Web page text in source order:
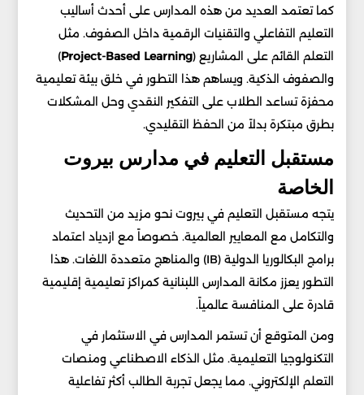
كما تعتمد العديد من هذه المدارس على أحدث أساليب
التعليم التفاعلي والتقنيات الرقمية داخل الصفوف. مثل
التعلم القائم على المشاريع (Project-Based Learning
)
والصفوف الذكية. ويساهم هذا التطور في خلق بيئة تعليمية
محفزة تساعد الطلاب على التفكير النقدي وحل المشكلات
بطرق مبتكرة بدلاً من الحفظ التقليدي.
مستقبل التعليم في مدارس بيروت
الخاصة
يتجه مستقبل التعليم في بيروت نحو مزيد من التحديث
والتكامل مع المعايير العالمية. خصوصاً مع ازدياد اعتماد
برامج البكالوريا الدولية (IB) والمناهج متعددة اللغات. هذا
التطور يعزز مكانة المدارس اللبنانية كمراكز تعليمية إقليمية
قادرة على المنافسة عالمياً.
ومن المتوقع أن تستمر المدارس في الاستثمار في
التكنولوجيا التعليمية. مثل الذكاء الاصطناعي ومنصات
التعلم الإلكتروني. مما يجعل تجربة الطالب أكثر تفاعلية